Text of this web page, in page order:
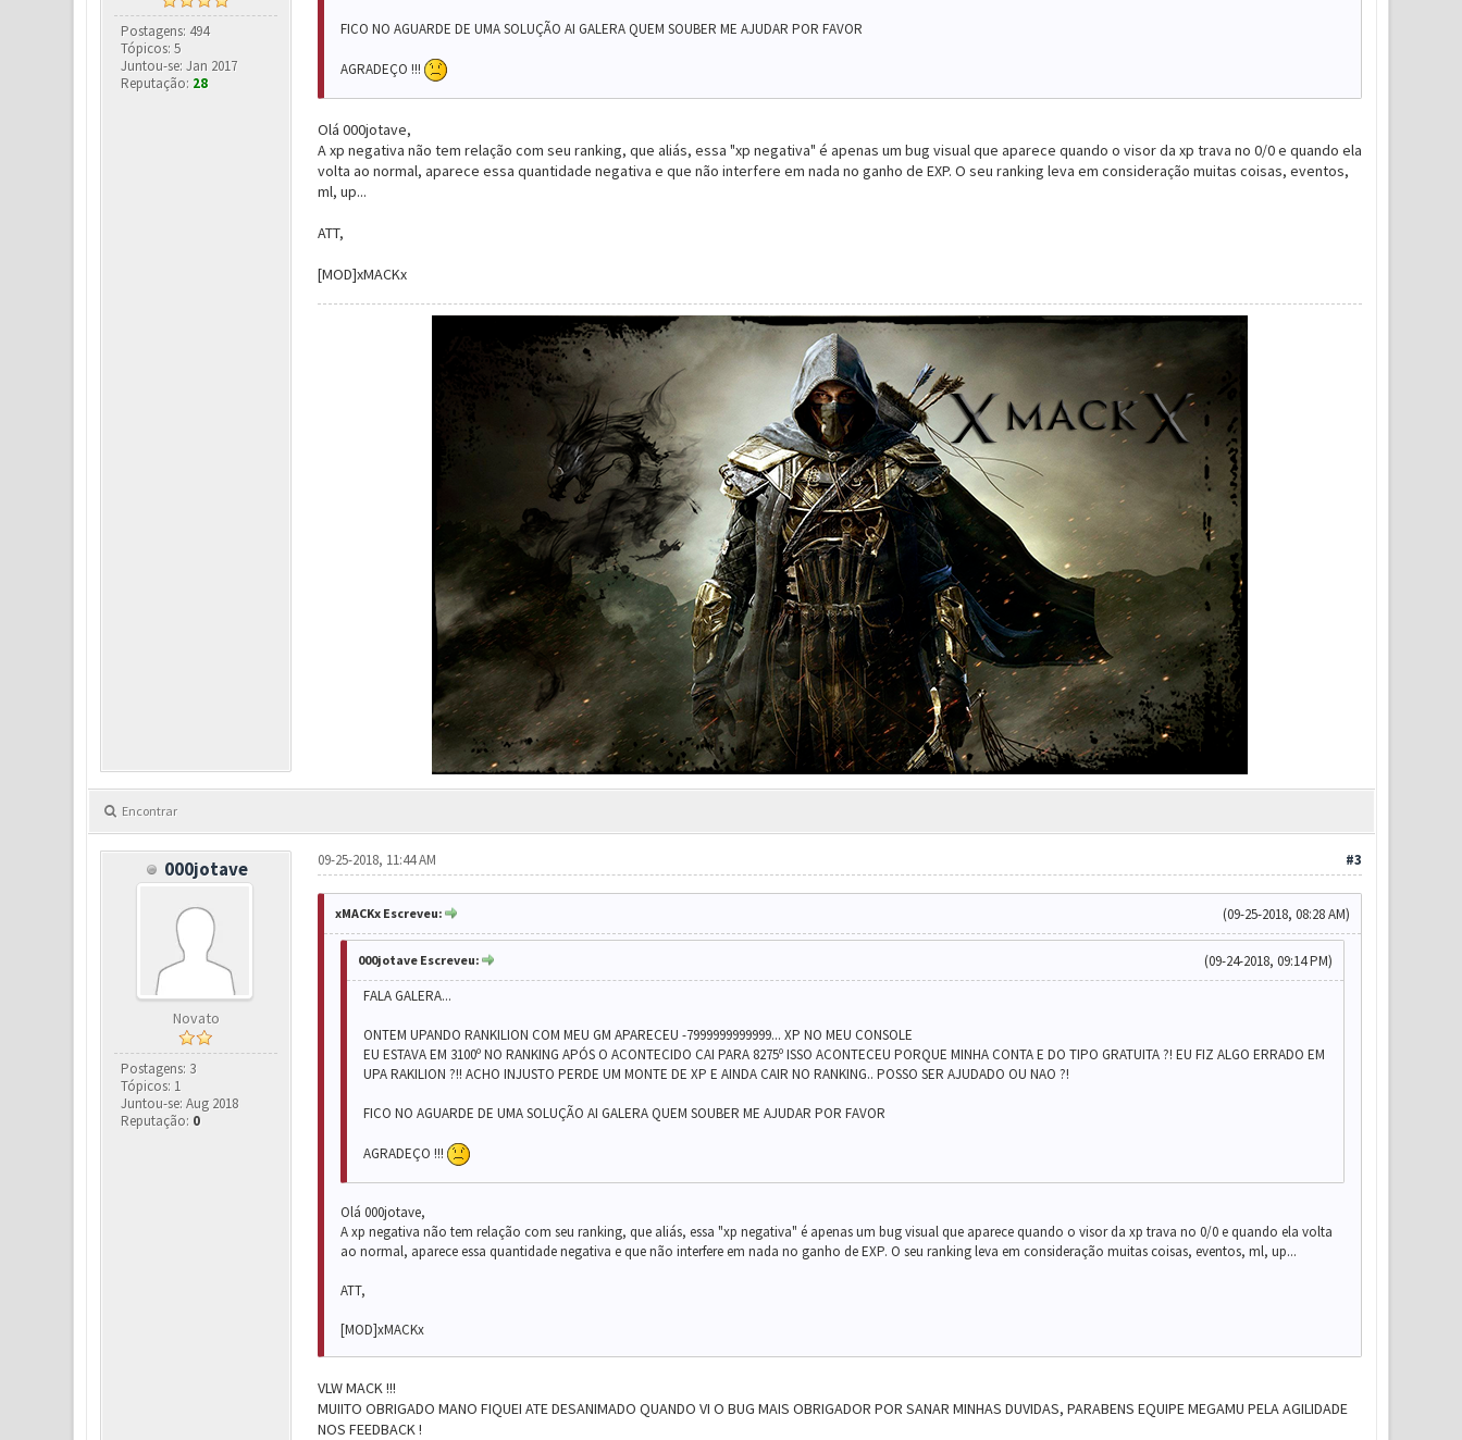
Postagens: 494
Tópicos: 5
Juntou-se: Jan 2017
Reputação: 28
FICO NO AGUARDE DE UMA SOLUÇÃO AI GALERA QUEM SOUBER ME AJUDAR POR FAVOR
AGRADEÇO !!!
Olá 000jotave,
A xp negativa não tem relação com seu ranking, que aliás, essa "xp negativa" é apenas um bug visual que aparece quando o visor da xp trava no 0/0 e quando ela
volta ao normal, aparece essa quantidade negativa e que não interfere em nada no ganho de EXP. O seu ranking leva em consideração muitas coisas, eventos,
ml, up...
ATT,
[MOD]xMACKx
Encontrar
000jotave
Novato
Postagens: 3
Tópicos: 1
Juntou-se: Aug 2018
Reputação: 0
#3
09-25-2018, 11:44 AM
(09-25-2018, 08:28 AM)
xMACKx Escreveu:
(09-24-2018, 09:14 PM)
000jotave Escreveu:
FALA GALERA...
ONTEM UPANDO RANKILION COM MEU GM APARECEU -7999999999999... XP NO MEU CONSOLE
EU ESTAVA EM 3100º NO RANKING APÓS O ACONTECIDO CAI PARA 8275º ISSO ACONTECEU PORQUE MINHA CONTA E DO TIPO GRATUITA ?! EU FIZ ALGO ERRADO EM
UPA RAKILION ?!! ACHO INJUSTO PERDE UM MONTE DE XP E AINDA CAIR NO RANKING.. POSSO SER AJUDADO OU NAO ?!
FICO NO AGUARDE DE UMA SOLUÇÃO AI GALERA QUEM SOUBER ME AJUDAR POR FAVOR
AGRADEÇO !!!
Olá 000jotave,
A xp negativa não tem relação com seu ranking, que aliás, essa "xp negativa" é apenas um bug visual que aparece quando o visor da xp trava no 0/0 e quando ela volta
ao normal, aparece essa quantidade negativa e que não interfere em nada no ganho de EXP. O seu ranking leva em consideração muitas coisas, eventos, ml, up...
ATT,
[MOD]xMACKx
VLW MACK !!!
MUIITO OBRIGADO MANO FIQUEI ATE DESANIMADO QUANDO VI O BUG MAIS OBRIGADOR POR SANAR MINHAS DUVIDAS, PARABENS EQUIPE MEGAMU PELA AGILIDADE
NOS FEEDBACK !